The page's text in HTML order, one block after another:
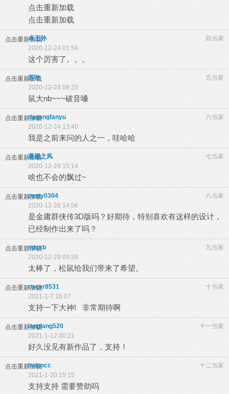
点击重新加载
点击重新加载
点击重新加载 四当家
卓王孙
2020-12-24 01:54
这个厉害了。。。
点击重新加载 五当家
苏叶
2020-12-24 08:23
鼠大nb~~~破音嗓
点击重新加载 六当家
dagangfanyu
2020-12-24 13:40
我是之前来问的人之一，哇哈哈
点击重新加载 七当家
凝视之风
2020-12-24 15:14
啥也不会的飘过~
点击重新加载 八当家
perry0304
2020-12-26 14:56
是金庸群侠传3D版吗？好期待，特别喜欢有这样的设计，
已经制作出来了吗？
点击重新加载 九当家
sdcxb
2020-12-29 09:39
太棒了，松鼠给我们带来了希望。
点击重新加载 十当家
oscar8531
2021-1-7 16:07
支持一下大神! 非常期待啊
点击重新加载 十一当家
langlang520
2021-1-12 00:21
好久没见有新作品了，支持！
点击重新加载 十二当家
boluocc
2021-1-20 15:15
支持支持 需要赞助吗